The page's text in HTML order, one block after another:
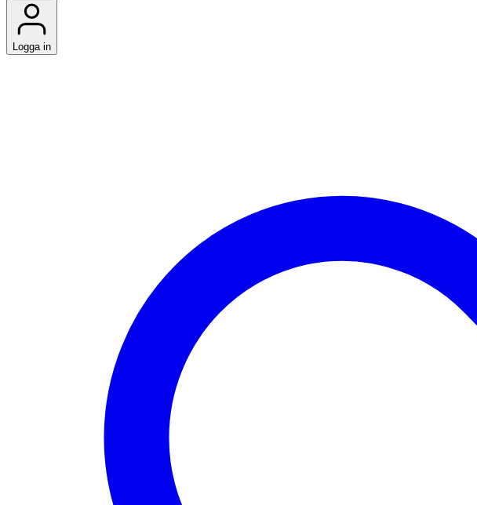
Logga in